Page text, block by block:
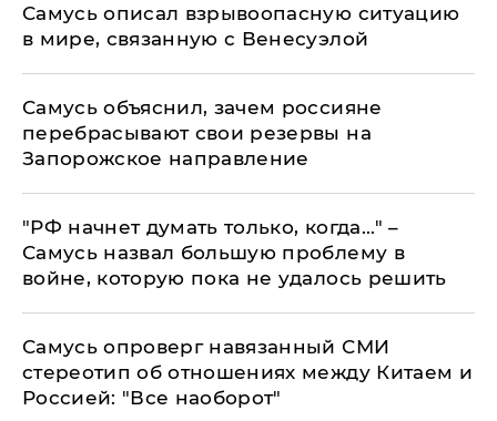
Самусь описал взрывоопасную ситуацию
в мире, связанную с Венесуэлой
Самусь объяснил, зачем россияне
перебрасывают свои резервы на
Запорожское направление
"РФ начнет думать только, когда..." –
Самусь назвал большую проблему в
войне, которую пока не удалось решить
Самусь опроверг навязанный СМИ
стереотип об отношениях между Китаем и
Россией: "Все наоборот"